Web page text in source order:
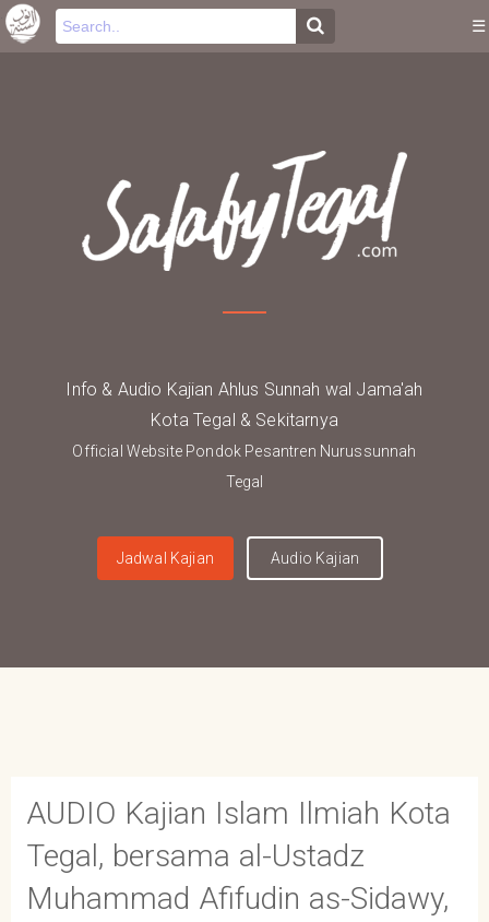
-->
☰
Info & Audio Kajian Ahlus Sunnah wal Jama'ah
Kota Tegal & Sekitarnya
Official Website Pondok Pesantren Nurussunnah
Tegal
Jadwal Kajian Audio Kajian
AUDIO Kajian Islam Ilmiah Kota
Tegal, bersama al-Ustadz
Muhammad Afifudin as-Sidawy,